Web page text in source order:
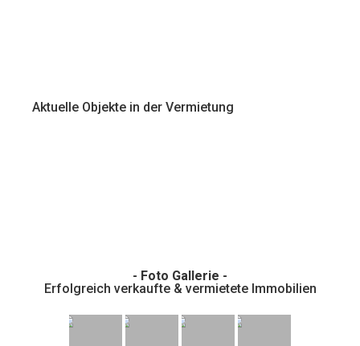
Aktuelle Objekte in der Vermietung
- Foto Gallerie -
Erfolgreich verkaufte & vermietete Immobilien